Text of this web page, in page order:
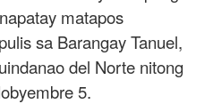
matapos
sa Barangay Tanuel,
del Norte nitong
5.